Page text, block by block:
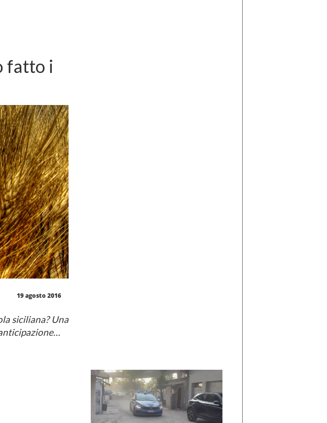
fatto i
19 agosto 2016
siciliana? Una